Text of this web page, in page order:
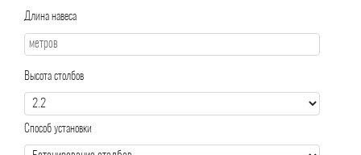
Длина навеса
Высота столбов
Способ установки